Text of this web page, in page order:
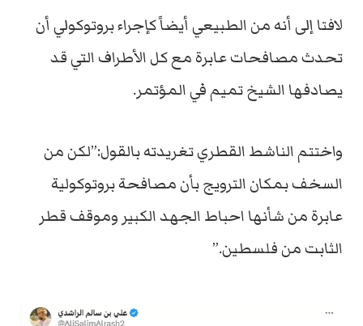
لافتا إلى أنه من الطبيعي أيضاً كإجراء بروتوكولي أن
تحدث مصافحات عابرة مع كل الأطراف التي قد
يصادفها الشيخ تميم في المؤتمر.
واختتم الناشط القطري تغريدته بالقول:”لكن من
السخف بمكان الترويج بأن مصافحة بروتوكولية
عابرة من شأنها احباط الجهد الكبير وموقف قطر
الثابت من فلسطين.”